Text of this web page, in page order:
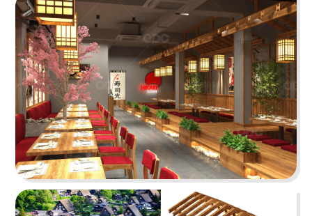
47
WHAT THE PHỞ
Nhà hàng Việt
48
THÁI CONCEPT - SIK DAK
FOOK
Nhà hàng Thái